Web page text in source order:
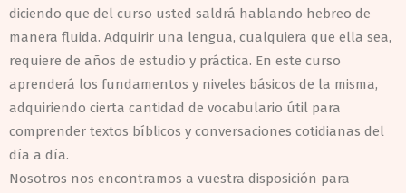
diciendo que del curso usted saldrá hablando hebreo de
manera fluida. Adquirir una lengua, cualquiera que ella sea,
requiere de años de estudio y práctica. En este curso
aprenderá los fundamentos y niveles básicos de la misma,
adquiriendo cierta cantidad de vocabulario útil para
comprender textos bíblicos y conversaciones cotidianas del
día a día.
Nosotros nos encontramos a vuestra disposición para